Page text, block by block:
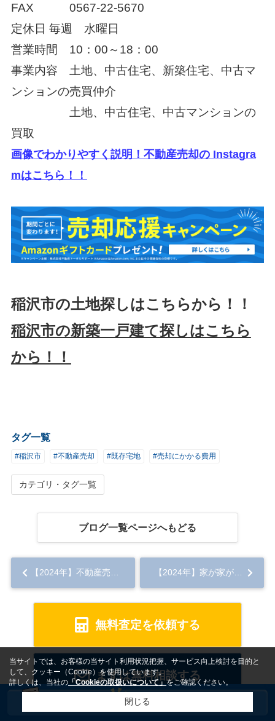
FAX
0567-22-5670
定休日 毎週 水曜日
営業時間 10：00～18：00
事業内容 土地、中古住宅、新築住宅、中古マ
ンションの売買仲介
土地、中古住宅、中古マンションの
買取
画像でわかりやすく説明！不動産売却の Instagra
mはこちら！！
稲沢市の土地探しはこちらから！！
稲沢市の新築一戸建て探しはこちら
から！！
タグ一覧
#稲沢市 #不動産売却 #既存宅地 #売却にかかる費用
カテゴリ・タグ一覧
ブログ一覧ページへもどる
【2024年】不動産売却でよくある悩みとは？お金に関する悩みや売れない悩みの解決方法... 【2024年】家が家が売れない理由とは？ストレスをなくす対応策も解説！...
無料査定を依頼する
まずは無料相談する
当サイトでは、お客様の当サイト利用状況把握、サービス向上検討を目的と
して、クッキー（Cookie）を使用しています。
詳しくは、当社の 「Cookieの取扱いについて」をご確認ください。
閉じる